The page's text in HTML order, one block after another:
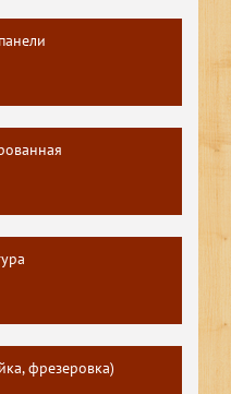
фрезеровка)